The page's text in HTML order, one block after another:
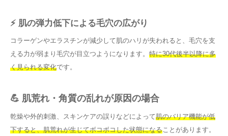
⚡ 肌の弾力低下による毛穴の広がり
コラーゲンやエラスチンが減少して肌のハリが失われると、毛穴を支
える力が弱まり毛穴が目立つようになります。 特に30代後半以降に多
く見られる変化です。
💪 肌荒れ・角質の乱れが原因の場合
乾燥や外的刺激、スキンケアの誤りなどによって肌のバリア機能が低
下すると、肌荒れが生じてボコボコした状態になる ことがあります。